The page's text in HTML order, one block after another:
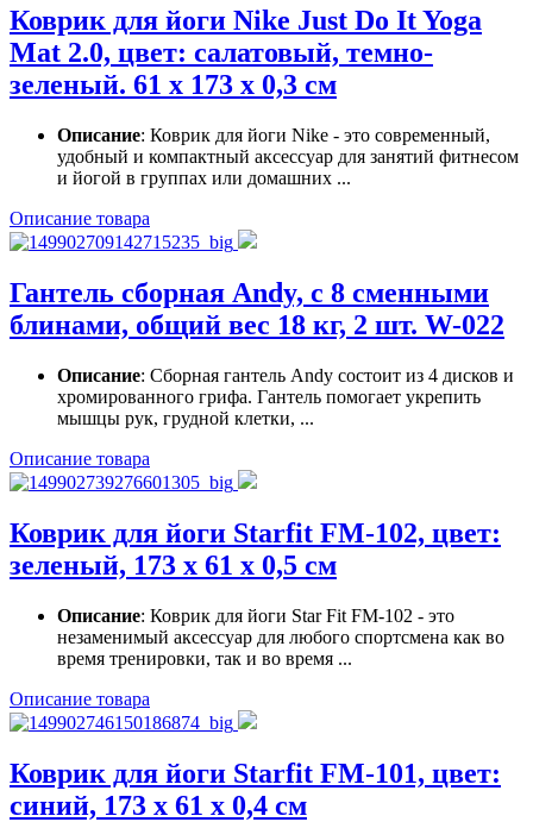
Коврик для йоги Nike Just Do It Yoga
Mat 2.0, цвет: салатовый, темно-
зеленый. 61 х 173 х 0,3 см
Описание: Коврик для йоги Nike - это современный,
удобный и компактный аксессуар для занятий фитнесом
и йогой в группах или домашних ...
Описание товара
Гантель сборная Andy, с 8 сменными
блинами, общий вес 18 кг, 2 шт. W-022
Описание: Сборная гантель Andy состоит из 4 дисков и
хромированного грифа. Гантель помогает укрепить
мышцы рук, грудной клетки, ...
Описание товара
Коврик для йоги Starfit FM-102, цвет:
зеленый, 173 х 61 х 0,5 см
Описание: Коврик для йоги Star Fit FM-102 - это
незаменимый аксессуар для любого спортсмена как во
время тренировки, так и во время ...
Описание товара
Коврик для йоги Starfit FM-101, цвет:
синий, 173 х 61 х 0,4 см